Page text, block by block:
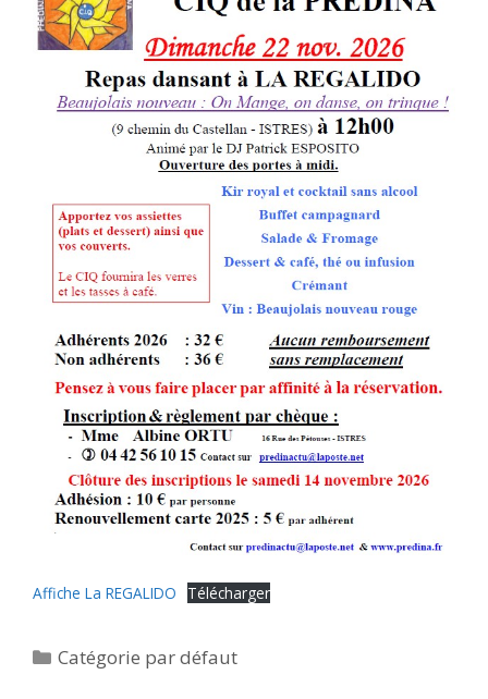
Affiche La REGALIDO Télécharger
Catégories
Catégorie par défaut